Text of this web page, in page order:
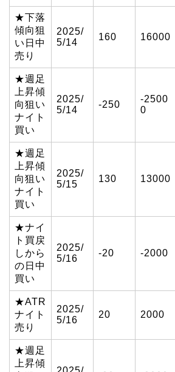
★下落
傾向狙
い日中
売り
2025/
5/14
160 16000
★週足
上昇傾
向狙い
ナイト
買い
2025/
5/14
-250
-2500
0
★週足
上昇傾
向狙い
ナイト
買い
2025/
5/15
130 13000
★ナイ
ト買戻
しから
の日中
買い
2025/
5/16
-20 -2000
★ATR
ナイト
売り
2025/
5/16
20 2000
★週足
上昇傾